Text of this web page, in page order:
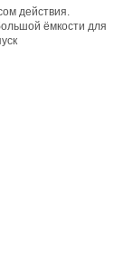
действия.
ёмкости для